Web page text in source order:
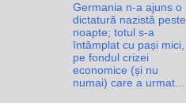
Germania n-a ajuns o
dictatură nazistă peste
noapte; totul s-a
întâmplat cu pași mici,
pe fondul crizei
economice (și nu
numai) care a urmat...